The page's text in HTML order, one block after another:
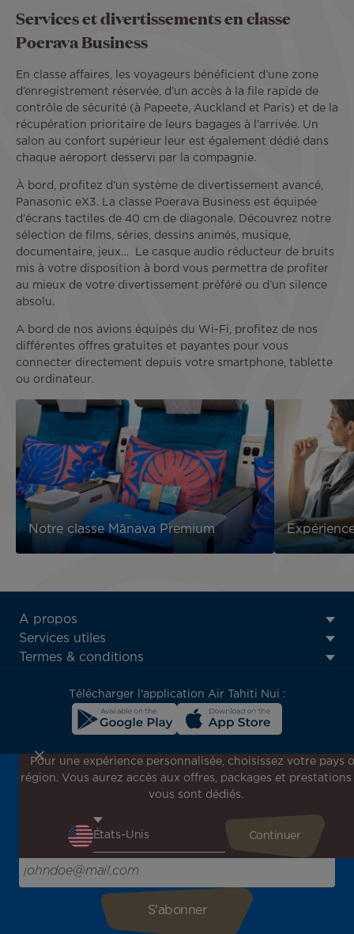
Services et divertissements en classe
Poerava Business
En classe affaires, les voyageurs bénéficient d’une zone
d’enregistrement réservée, d’un accès à la file rapide de
contrôle de sécurité (à Papeete, Auckland et Paris) et de la
récupération prioritaire de leurs bagages à l’arrivée. Un
salon au confort supérieur leur est également dédié dans
chaque aéroport desservi par la compagnie.
À bord, profitez d’un système de divertissement avancé,
Panasonic eX3. La classe Poerava Business est équipée
d’écrans tactiles de 40 cm de diagonale. Découvrez notre
sélection de films, séries, dessins animés, musique,
documentaire, jeux… Le casque audio réducteur de bruits
mis à votre disposition à bord vous permettra de profiter
au mieux de votre divertissement préféré ou d’un silence
absolu.
A bord de nos avions équipés du Wi-Fi, profitez de nos
différentes offres gratuites et payantes pour vous
connecter directement depuis votre smartphone, tablette
ou ordinateur.
Notre classe Mānava Premium
ATN:
Footer
menu
A propos
Services utiles
Termes & conditions
Télécharger l'application Air Tahiti Nui :
Inscrivez-vous à notre newsletter !
Recevez en avant-première toutes nos offres spéciales et
l'inspiration pour votre prochain voyage !
Saisissez votre adresse e-mail ici
Pour une expérience personnalisée, choisissez votre pays
région. Vous aurez accès aux offres, packages et prestations
vous sont dédiés.